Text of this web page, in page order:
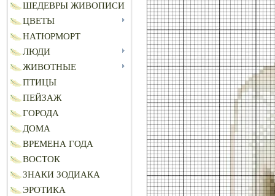
ШЕДЕВРЫ ЖИВОПИСИ
ЦВЕТЫ
НАТЮРМОРТ
ЛЮДИ
ЖИВОТНЫЕ
ПТИЦЫ
ПЕЙЗАЖ
ГОРОДА
ДОМА
ВРЕМЕНА ГОДА
ВОСТОК
ЗНАКИ ЗОДИАКА
ЭРОТИКА